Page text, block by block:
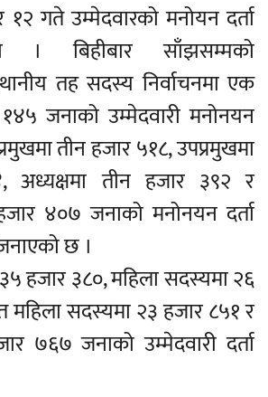
गते उम्मेदवारको मनोयन दर्ता
। बिहीबार साँझसम्मको
तह सदस्य निर्वाचनमा एक
जनाको उम्मेदवारी मनोनयन
तीन हजार ५१८, उपप्रमुखमा
अध्यक्षमा तीन हजार ३९२ र
४०७ जनाको मनोनयन दर्ता
छ ।
हजार ३८०, महिला सदस्यमा २६
महिला सदस्यमा २३ हजार ८५१ र
७६७ जनाको उम्मेदवारी दर्ता